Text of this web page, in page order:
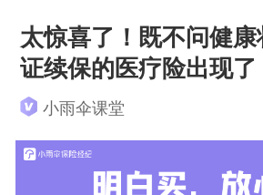
太惊喜了！既不问健
证续保的医疗险出现了
小雨伞课堂